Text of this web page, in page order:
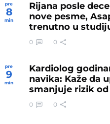
pre
8
min
Rijana posle
nove pesme,
trenutno u
0 0
pre
9
min
Kardiolog
navika: Kaže da
smanjuje rizik
0 0